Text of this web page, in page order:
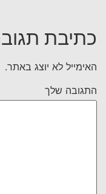
כתיבת
האימייל לא יוצג באתר.
התגובה שלך